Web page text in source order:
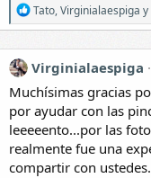
R
e
c
c
o
n
s
:
Tato,Virginialaespiga y
Virginialaespiga
Muchísimas gracias
por ayudar con las
leeeeento...por las
realmente fue una
compartir con ustedes.